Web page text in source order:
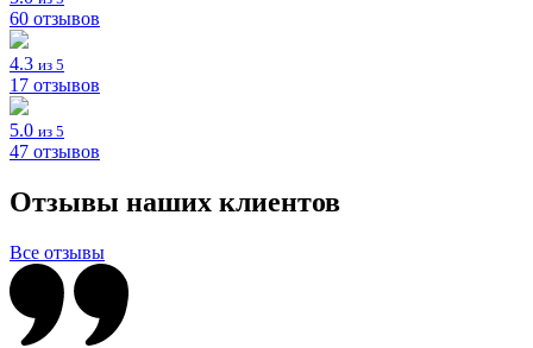
60 отзывов
4.3 из 5
17 отзывов
5.0 из 5
47 отзывов
Отзывы наших клиентов
Все отзывы